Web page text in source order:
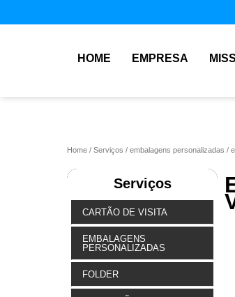
HOME EMPRESA
Home Serviços embalagens personalizadas
Serviços
CARTÃO DE VISITA
EMBALAGENS
PERSONALIZADAS
FOLDER